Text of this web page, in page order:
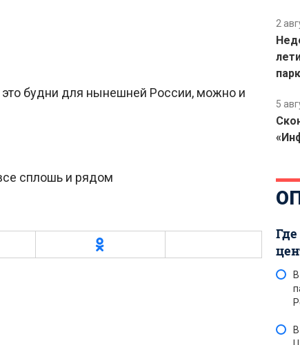
будни для нынешней России, можно и
сплошь и рядом
2
5